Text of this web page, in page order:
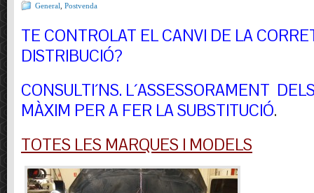
General Postvenda
TE CONTROLAT EL CANVI DE LA
DISTRIBUCIÓ?
CONSULTI´NS. L´ASSESSORAMENT
MÀXIM PER A FER LA SUBSTITUCIÓ.
TOTES LES MARQUES I MODELS